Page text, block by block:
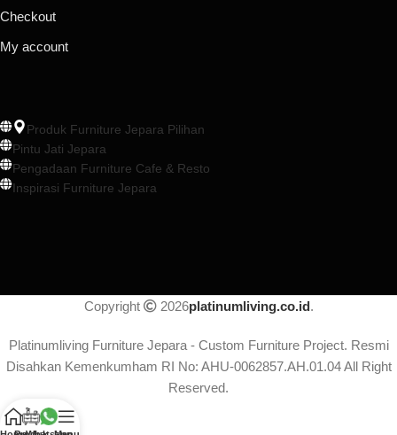
Checkout
My account
Produk Furniture Jepara Pilihan
Pintu Jati Jepara
Pengadaan Furniture Cafe & Resto
Inspirasi Furniture Jepara
Copyright 2026platinumliving.co.id.
Platinumliving Furniture Jepara - Custom Furniture Project. Resmi
Disahkan Kemenkumham RI No: AHU-0062857.AH.01.04 All Right
Reserved.